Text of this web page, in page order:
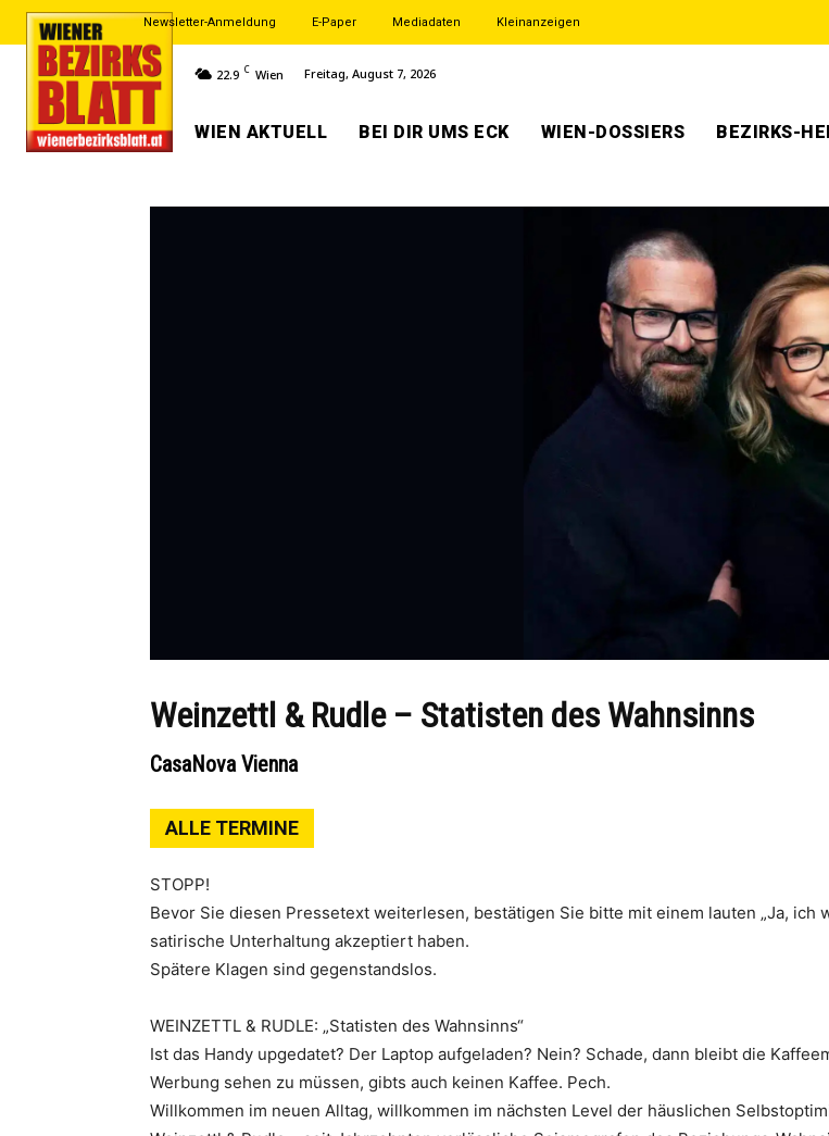
Newsletter-Anmeldung E-Paper Mediadaten Kleinanzeigen
22.9 C Wien Freitag, August 7, 2026
WIEN AKTUELL BEI DIR UMS ECK WIEN-DOSSIERS BEZIRKS-
Weinzettl & Rudle – Statisten des Wahnsinns
CasaNova Vienna
ALLE TERMINE
STOPP!
Bevor Sie diesen Pressetext weiterlesen, bestätigen Sie bitte mit einem lauten „Ja, ich
satirische Unterhaltung akzeptiert haben.
Spätere Klagen sind gegenstandslos.
WEINZETTL & RUDLE: „Statisten des Wahnsinns“
Ist das Handy upgedatet? Der Laptop aufgeladen? Nein? Schade, dann bleibt die
Werbung sehen zu müssen, gibts auch keinen Kaffee. Pech.
Willkommen im neuen Alltag, willkommen im nächsten Level der häuslichen